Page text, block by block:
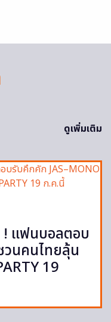
ดูเพิ่มเติม
! แฟนบอลตอบ
วนคนไทยลุ้น
19